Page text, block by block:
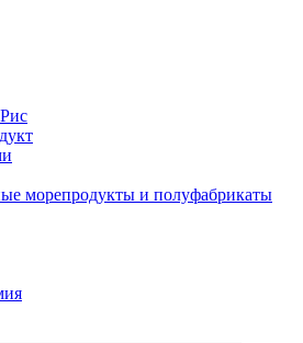
морепродукты и полуфабрикаты